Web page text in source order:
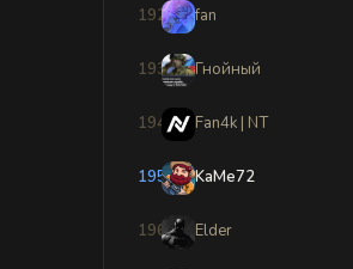
192 fan
193 Гнойный
194 Fan4k | NT
195 KaMe72
196 Elder